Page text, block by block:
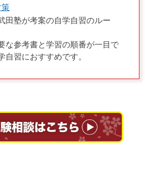
田塾が考案の自学自習のルー
な参考書と学習の順番が一目で
自習におすすめです。